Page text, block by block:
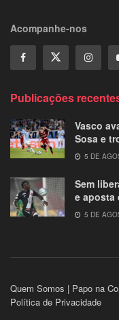
Acompanhe-nos
Publicações
Vasco
Sosa e
5 DE
Sem
e aposta
5 DE
Quem Somos | Papo na
Política de Privacidade